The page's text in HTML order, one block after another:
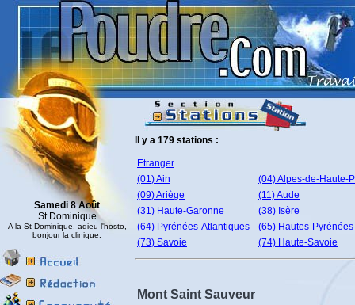
Samedi 8 Août
St Dominique
A la St Dominique, adieu l'hosto,
bonjour la clinique.
Il y a 179 stations :
Etranger
(01) Ain
(04) Alpes-de-Haute-
(09) Ariège
(11) Aude
(31) Haute-Garonne
(38) Isère
(64) Pyrénées-Atlantiques
(65) Hautes-Pyrénées
(73) Savoie
(74) Haute-Savoie
Mont Saint Sauveur